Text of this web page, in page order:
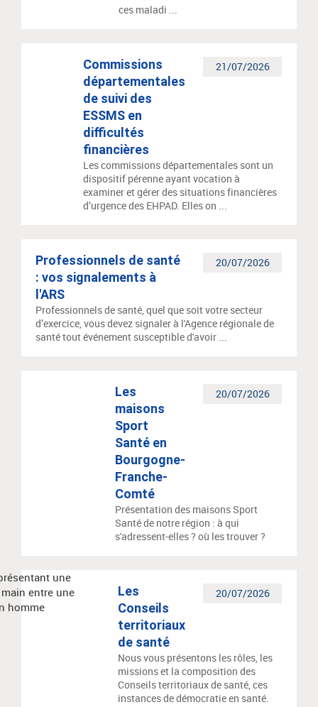
ces maladi ...
21/07/2026
Commissions
départementales
de suivi des
ESSMS en
difficultés
financières
Les commissions départementales sont un
dispositif pérenne ayant vocation à
examiner et gérer des situations financières
d’urgence des EHPAD. Elles on ...
20/07/2026
Professionnels de santé
: vos signalements à
l'ARS
Professionnels de santé, quel que soit votre secteur
d’exercice, vous devez signaler à l'Agence régionale de
santé tout événement susceptible d'avoir ...
20/07/2026
Les
maisons
Sport
Santé en
Bourgogne-
Franche-
Comté
Présentation des maisons Sport
Santé de notre région : à qui
s'adressent-elles ? où les trouver ?
20/07/2026
Les
Conseils
territoriaux
de santé
Nous vous présentons les rôles, les
missions et la composition des
Conseils territoriaux de santé, ces
instances de démocratie en santé.